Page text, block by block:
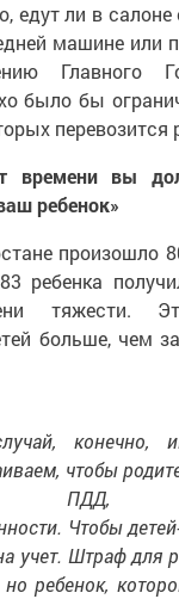
едут ли в салоне
машине или
Главного
было бы
перевозится
времени вы
ребенок»
произошло
ребенка
больше, чем
конечно,
чтобы
ПДД,
Чтобы
учет. Штраф для
ребенок,